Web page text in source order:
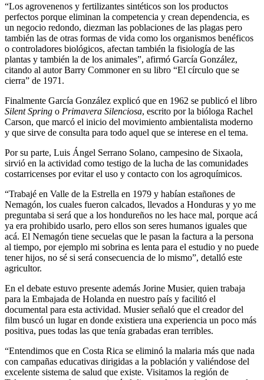
“Los agrovenenos y fertilizantes sintéticos son los productos
perfectos porque eliminan la competencia y crean dependencia, es
un negocio redondo, diezman las poblaciones de las plagas pero
también las de otras formas de vida como los organismos benéficos
o controladores biológicos, afectan también la fisiología de las
plantas y también la de los animales”, afirmó García González,
citando al autor Barry Commoner en su libro “El círculo que se
cierra” de 1971.
Finalmente García González explicó que en 1962 se publicó el libro
Silent Spring o Primavera Silenciosa, escrito por la bióloga Rachel
Carson, que marcó el inicio del movimiento ambientalista moderno
y que sirve de consulta para todo aquel que se interese en el tema.
Por su parte, Luis Ángel Serrano Solano, campesino de Sixaola,
sirvió en la actividad como testigo de la lucha de las comunidades
costarricenses por evitar el uso y contacto con los agroquímicos.
“Trabajé en Valle de la Estrella en 1979 y habían estañones de
Nemagón, los cuales fueron calcados, llevados a Honduras y yo me
preguntaba si será que a los hondureños no les hace mal, porque acá
ya era prohibido usarlo, pero ellos son seres humanos iguales que
acá. El Nemagón tiene secuelas que le pasan la factura a la persona
al tiempo, por ejemplo mi sobrina es lenta para el estudio y no puede
tener hijos, no sé si será consecuencia de lo mismo”, detalló este
agricultor.
En el debate estuvo presente además Jorine Musier, quien trabaja
para la Embajada de Holanda en nuestro país y facilitó el
documental para esta actividad. Musier señaló que el creador del
film buscó un lugar en donde existiera una experiencia un poco más
positiva, pues todas las que tenía grabadas eran terribles.
“Entendimos que en Costa Rica se eliminó la malaria más que nada
con campañas educativas dirigidas a la población y valiéndose del
excelente sistema de salud que existe. Visitamos la región de